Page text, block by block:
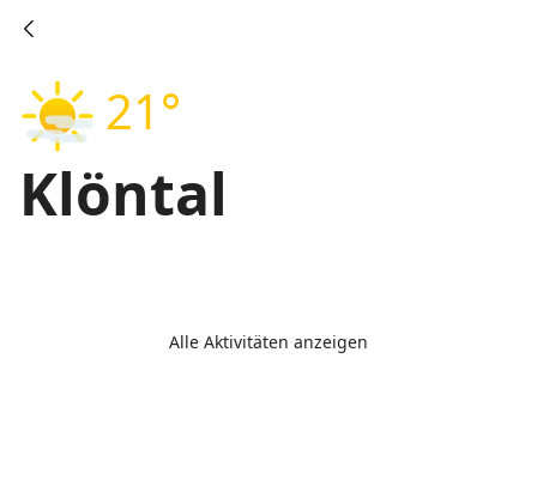
21°
Klöntal
Alle Aktivitäten anzeigen